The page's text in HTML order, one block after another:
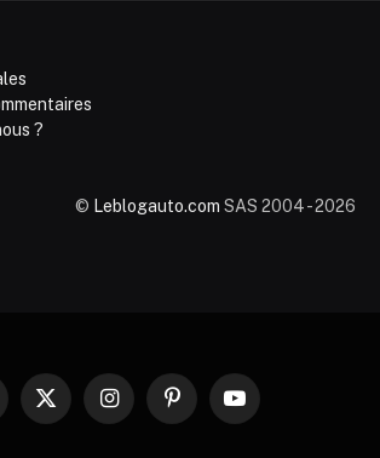
?
© Leblogauto.com SAS 2004 - 2026
X
InstagramPinterestYouTube